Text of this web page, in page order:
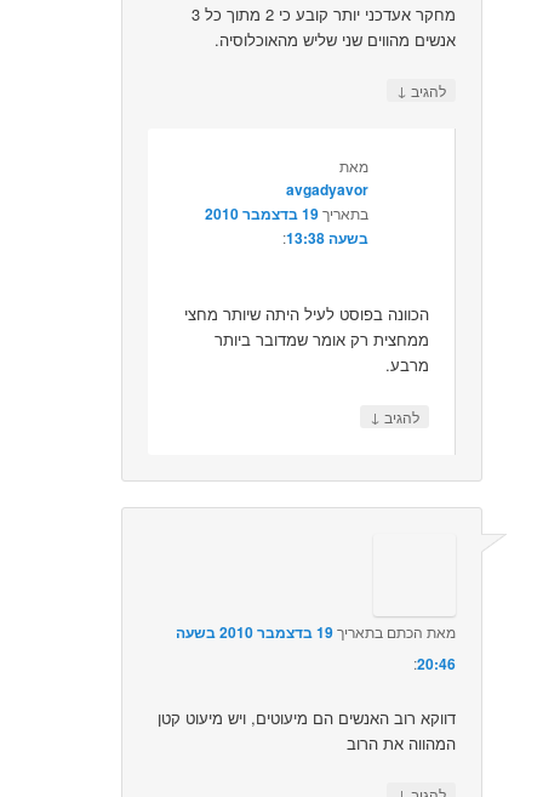
מחקר אעדכני יותר קובע כי 2 מתוך כל 3
אנשים מהווים שני שליש מהאוכלוסיה.
להגיב ↓
מאת
avgadyavor
בתאריך
19 בדצמבר 2010
בשעה 13:38
:‏
הכוונה בפוסט לעיל היתה שיותר מחצי
ממחצית רק אומר שמדובר ביותר
מרבע.
להגיב ↓
מאת הכתם בתאריך
19 בדצמבר 2010 בשעה
20:46
:‏
דווקא רוב האנשים הם מיעוטים, ויש מיעוט קטן
המהווה את הרוב